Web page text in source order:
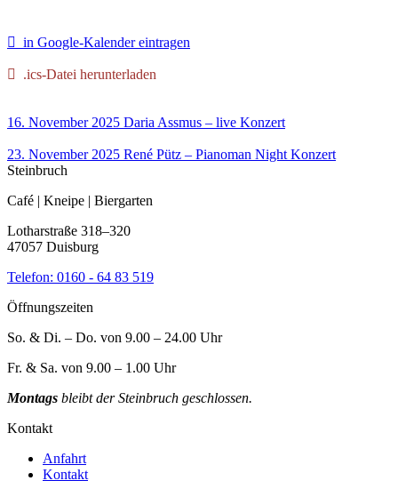
in Google-Kalender eintragen
.ics-Datei herunterladen
16. November 2025 Daria Assmus – live Konzert
23. November 2025 René Pütz – Pianoman Night Konzert
Steinbruch
Café | Kneipe | Biergarten
Lotharstraße 318–320
47057 Duisburg
Telefon: 0160 - 64 83 519
Öffnungszeiten
So. & Di. – Do. von 9.00 – 24.00 Uhr
Fr. & Sa. von 9.00 – 1.00 Uhr
Montags bleibt der Steinbruch geschlossen.
Kontakt
Anfahrt
Kontakt